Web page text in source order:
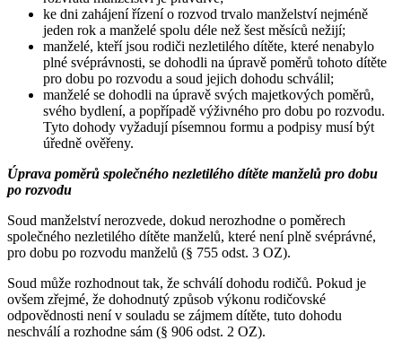
ke dni zahájení řízení o rozvod trvalo manželství nejméně
jeden rok a manželé spolu déle než šest měsíců nežijí;
manželé, kteří jsou rodiči nezletilého dítěte, které nenabylo
plné svéprávnosti, se dohodli na úpravě poměrů tohoto dítěte
pro dobu po rozvodu a soud jejich dohodu schválil;
manželé se dohodli na úpravě svých majetkových poměrů,
svého bydlení, a popřípadě výživného pro dobu po rozvodu.
Tyto dohody vyžadují písemnou formu a podpisy musí být
úředně ověřeny.
Úprava poměrů společného nezletilého dítěte manželů pro dobu
po rozvodu
Soud manželství nerozvede, dokud nerozhodne o poměrech
společného nezletilého dítěte manželů, které není plně svéprávné,
pro dobu po rozvodu manželů (§ 755 odst. 3 OZ).
Soud může rozhodnout tak, že schválí dohodu rodičů. Pokud je
ovšem zřejmé, že dohodnutý způsob výkonu rodičovské
odpovědnosti není v souladu se zájmem dítěte, tuto dohodu
neschválí a rozhodne sám (§ 906 odst. 2 OZ).